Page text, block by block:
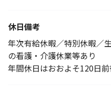
休日備考
年次有給休暇／特別休暇／
の看護・介護休業等あり
年間休日はおおよそ120日